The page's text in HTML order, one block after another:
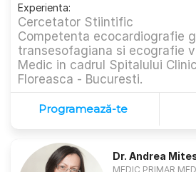
Experienta:
Cercetator Stiintific
Competenta ecocardiografie
transesofagiana si ecografie
Medic in cadrul Spitalului
Floreasca - Bucuresti.
Programează-te
Dr. Andrea
MEDIC PRIMAR